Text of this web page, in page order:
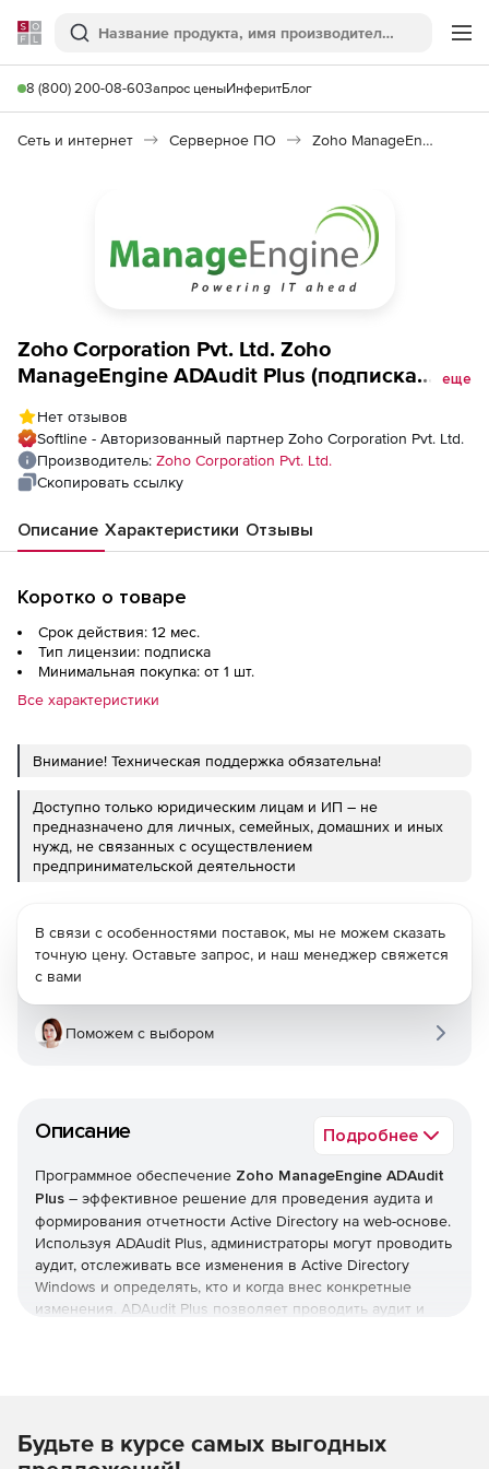
Softline
Поиск
8 (800) 200-08-60Запрос ценыИнферитБлог
Сеть и интернет Серверное ПО Zoho ManageEngine ADAudit Plus
Zoho Corporation Pvt. Ltd. Zoho
ManageEngine ADAudit Plus (подписка
Controllers
еще
Нет отзывов
Softline - Авторизованный партнер Zoho Corporation Pvt. Ltd.
Производитель: Zoho Corporation Pvt. Ltd.
Скопировать ссылку
Описание Характеристики Отзывы
Коротко о товаре
Срок действия: 12 мес.
Тип лицензии: подписка
Минимальная покупка: от 1 шт.
Все характеристики
Внимание! Техническая поддержка обязательна!
Доступно только юридическим лицам и ИП – не
предназначено для личных, семейных, домашних и иных
нужд, не связанных с осуществлением
предпринимательской деятельности
Описание Подробнее
Программное обеспечение Zoho ManageEngine ADAudit
Plus – эффективное решение для проведения аудита и
формирования отчетности Active Directory на web-основе.
Используя ADAudit Plus, администраторы могут проводить
аудит, отслеживать все изменения в Active Directory
Windows и определять, кто и когда внес конкретные
изменения. ADAudit Plus позволяет проводить аудит и
пользователям и могут экспортироваться в XLS, HTML,
PDF и CSV форматы с возможностью печати.
В связи с особенностями поставок, мы не можем сказать
точную цену. Оставьте запрос, и наш менеджер свяжется
с вами
Поможем с выбором
Будьте в курсе самых выгодных